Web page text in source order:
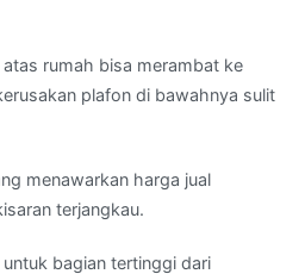
rumah bisa merambat ke
plafon di bawahnya sulit
menawarkan harga jual
terjangkau.
bagian tertinggi dari